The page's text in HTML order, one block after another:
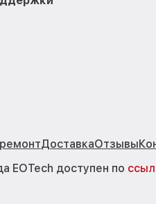
ДоставкаОтзывы
EOTech доступен по